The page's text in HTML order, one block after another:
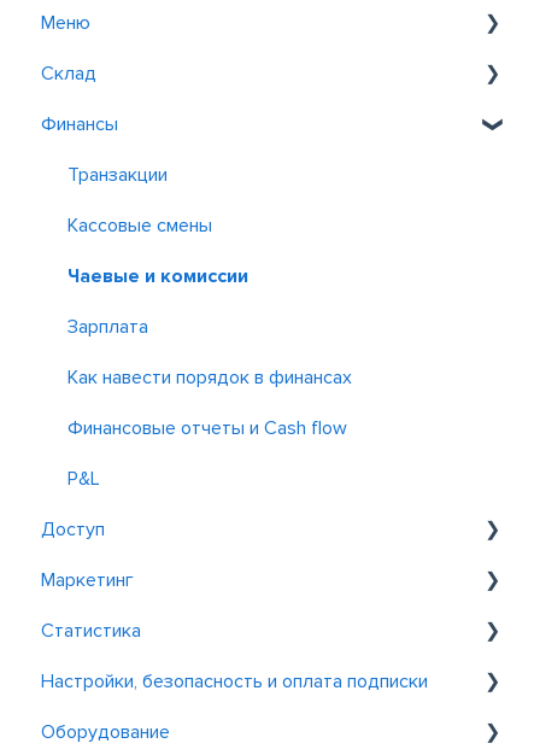
Заказ
Скидки и акции
Отчеты
Фискализация в Узбекистане
Postie AI Assistant
Poster QR
Poster Site
Kitchen Kit
Poster Boss
Poster Курьер
Бронирование и заказы
Другие приложения
Меню
Добавление товаров и блюд
Модификации
Управление меню
Импорт и экспорт
Склад
Настройки
Поставка и движение
Производство и переработка
Инвентаризация и списание
Контроль и отчет
Финансы
Транзакции
Кассовые смены
Чаевые и комиссии
Зарплата
Как навести порядок в финансах
Финансовые отчеты и Cash flow
P&L
Доступ
Заведение
Касса
Сотрудники
Маркетинг
Программы лояльности
Акции
Статистика
Общие
Детальные отчеты по продажам
Настройки, безопасность и оплата подписки
Общие настройки акаунта
Оборудование